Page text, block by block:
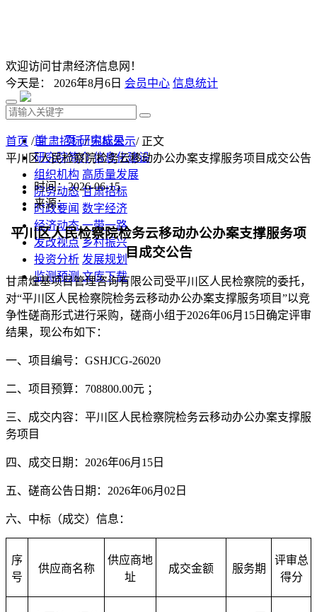
欢迎访问甘肃经济信息网！
今天是： 2026年8月6日 会员中心 信息统计
首 页 研究成果
研究院简介 信息化建设
组织机构 高质量发展
院务动态 甘肃招标
时政要闻 数字经济
经济动态 一带一路
发改视点 乡村振兴
投资分析 发展规划
监测预测 文库下载
首页 /甘肃招标/中标公示/ 正文
平川区人民检察院检务云移动办公办案支撑服务项目成交公告
时间：2026-06-15
来源：
平川区人民检察院检务云移动办公办案支撑服务项
目成交公告
甘肃煌基项目管理咨询有限公司受平川区人民检察院的委托，
对“平川区人民检察院检务云移动办公办案支撑服务项目”以竞
争性磋商形式进行采购，磋商小组于2026年06月15日确定评审
结果，现公布如下：
一、项目编号： GSHJCG-26020
二、项目预算：708800.00元 ；
三、成交内容： 平川区人民检察院检务云移动办公办案支撑服
务项目
四、成交日期：2026年06月15日
五、磋商公告日期：2026年06月02日
六、中标（成交）信息：
序
号
供应商名称
供应商地
址
成交金额 服务期
评审总
得分